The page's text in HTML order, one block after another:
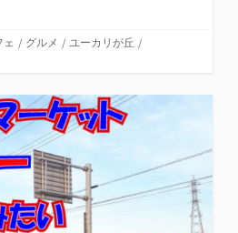
ェ / グルメ / ユーカリが丘 /